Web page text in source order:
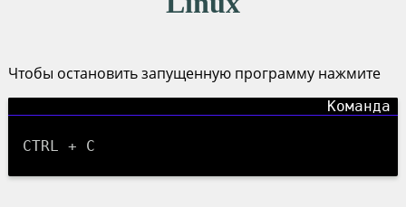
Чтобы остановить запущенную программу нажмите
CTRL + C